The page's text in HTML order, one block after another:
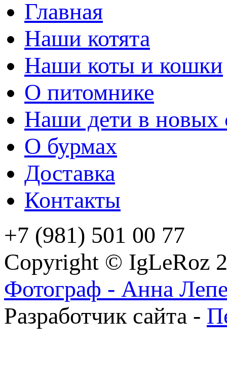
Главная
Наши котята
Наши коты и кошки
О питомнике
Наши дети в новых
О бурмах
Доставка
Контакты
+7 (981) 501 00 77
Copyright © IgLeRoz
Фотограф - Анна
Разработчик сайта -